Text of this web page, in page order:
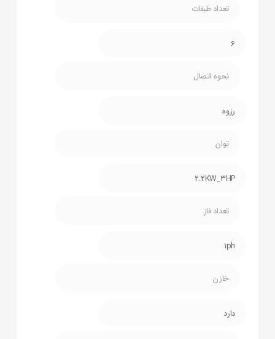
تعداد طبقات
6
نحوه اتصال
رزوه
توان
2.2KW_3HP
تعداد فاز
1ph
خازن
دارد